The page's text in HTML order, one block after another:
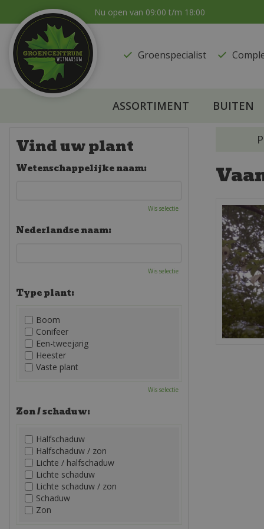
naar
content
Nu open van 09:00 t/m 18:00
Groenspecialist
ASSORTIMENT BUITEN
Vind uw plant
Wetenschappelijke naam:
Wis selectie
Nederlandse naam:
Wis selectie
Type plant:
Boom
Conifeer
Een-tweejarig
Heester
Vaste plant
Wis selectie
Zon / schaduw:
Halfschaduw
Halfschaduw / zon
Lichte / halfschaduw
Lichte schaduw
Lichte schaduw / zon
Schaduw
Zon